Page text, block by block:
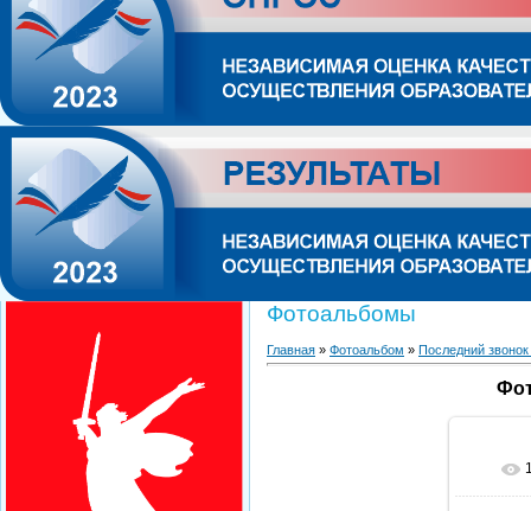
Фотоальбомы
Главная » Фотоальбом » Последний